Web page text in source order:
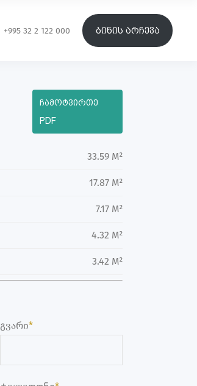
+995 32 2 122 000 ბინის არჩევა
ჩამოტვირთე
PDF
33.59 M²
17.87 M²
7.17 M²
4.32 M²
3.42 M²
გვარი*